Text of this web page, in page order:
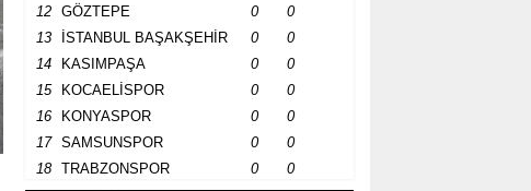
12
GÖZTEPE 0
0
13
İSTANBUL BAŞAKŞEHİR 0
0
14
KASIMPAŞA 0
0
15
KOCAELİSPOR 0
0
16
KONYASPOR 0
0
17
SAMSUNSPOR 0
0
18
TRABZONSPOR 0 0